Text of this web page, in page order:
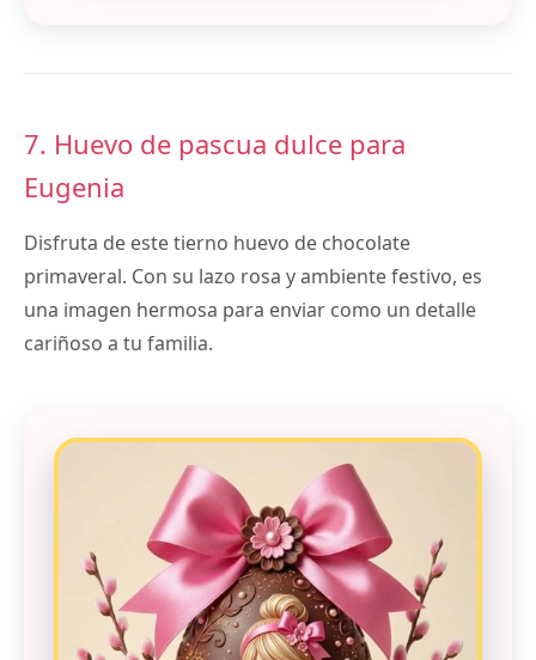
7. Huevo de pascua dulce para
Eugenia
Disfruta de este tierno huevo de chocolate
primaveral. Con su lazo rosa y ambiente festivo, es
una imagen hermosa para enviar como un detalle
cariñoso a tu familia.